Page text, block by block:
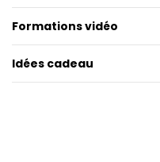
Formations vidéo
Idées cadeau